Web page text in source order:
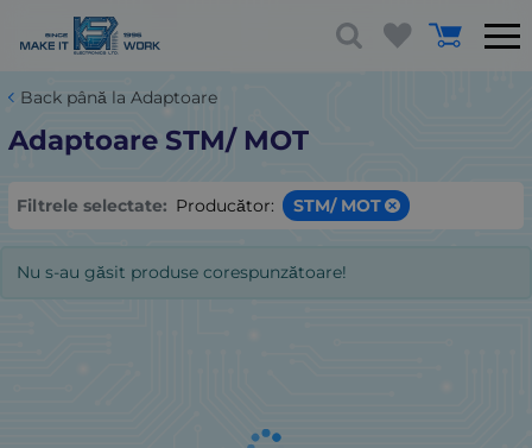
Back până la Adaptoare
Adaptoare STM/ MOT
Filtrele selectate: Producător: STM/ MOT
Nu s-au găsit produse corespunzătoare!